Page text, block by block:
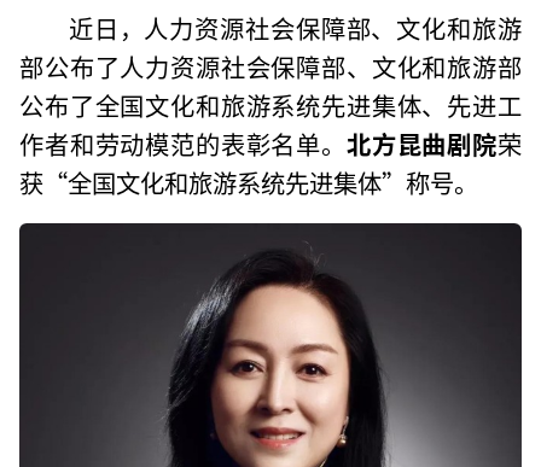
近日，人力资源社会保障部、文化和旅游
部公布了人力资源社会保障部、文化和旅游部
公布了全国文化和旅游系统先进集体、先进工
作者和劳动模范的表彰名单。 北方昆曲剧院荣
获“全国文化和旅游系统先进集体”称号。